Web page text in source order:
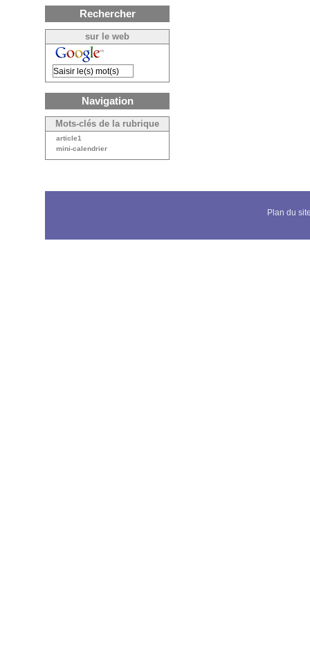
Rechercher
sur le web
Navigation
Mots-clés de la rubrique
article1
mini-calendrier
Plan du